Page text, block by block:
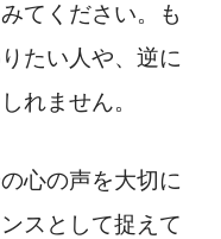
てください。も
たい人や、逆に
れません。
心の声を大切に
スとして捉えて